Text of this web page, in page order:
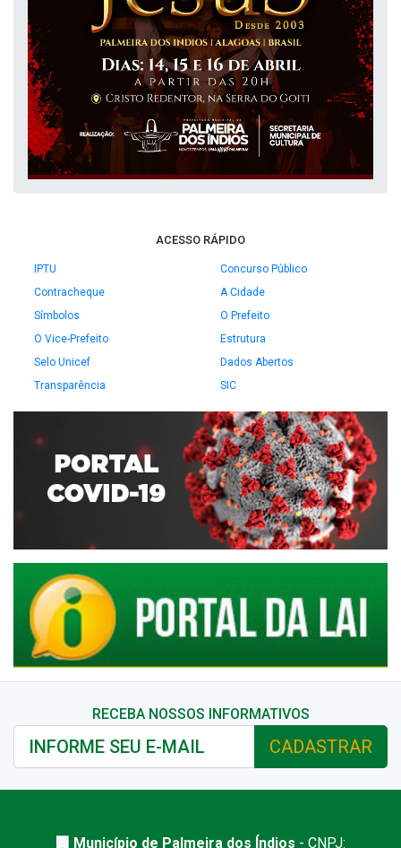
ACESSO RÁPIDO
IPTU
Concurso Público
Contracheque
A Cidade
Símbolos
O Prefeito
O Vice-Prefeito
Estrutura
Selo Unicef
Dados Abertos
Transparência
SIC
RECEBA NOSSOS INFORMATIVOS
CADASTRAR
🏢 Município de Palmeira dos Índios - CNPJ: